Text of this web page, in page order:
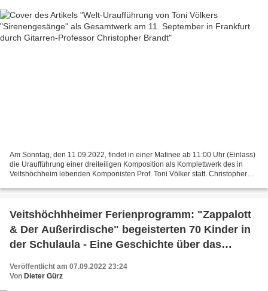
Am Sonntag, den 11.09.2022, findet in einer Matinee ab 11:00 Uhr (Einlass)
die Uraufführung einer dreiteiligen Komposition als Komplettwerk des in
Veitshöchheim lebenden Komponisten Prof. Toni Völker statt. Christopher
Veitshöchhheimer Ferienprogramm: "Zappalott
& Der Außerirdische" begeisterten 70 Kinder in
der Schulaula - Eine Geschichte über das
Veröffentlicht am 07.09.2022 23:24
Von Dieter Gürz